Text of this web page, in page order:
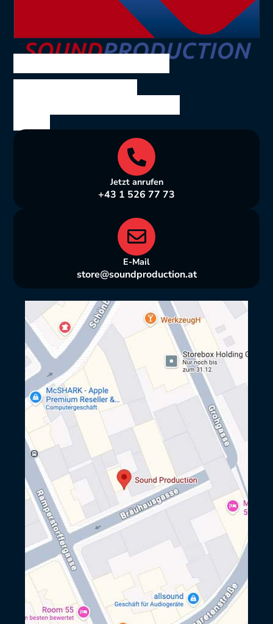
SOUND PRODUCTION
Wien
Jetzt anrufen
+43 1 526 77 73
E-Mail
store@soundproduction.at